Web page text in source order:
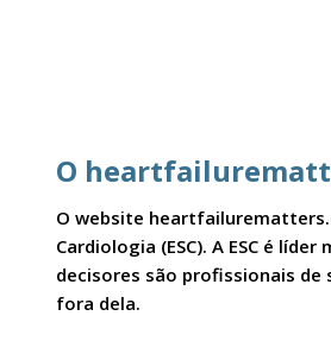
O
O website
Cardiologia (ESC). A ESC é
decisores são profissionais de
fora dela.